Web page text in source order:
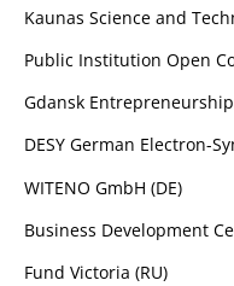
Kaunas Science and
Public Institution Open
Gdansk
DESY German Electron-
WITENO GmbH (DE)
Business Development
Fund Victoria (RU)